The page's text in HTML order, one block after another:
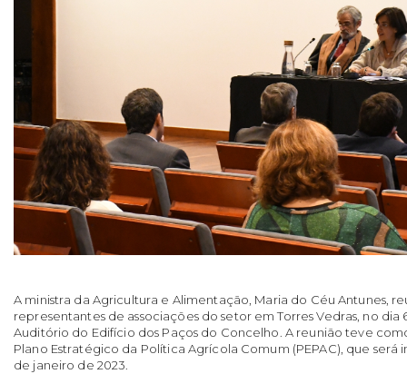
A ministra da Agricultura e Alimentação, Maria do Céu Antunes,
representantes de associações do setor em Torres Vedras, no
Auditório do Edifício dos Paços do Concelho. A reunião teve
Plano Estratégico da Política Agrícola Comum (PEPAC), que
de janeiro de 2023.